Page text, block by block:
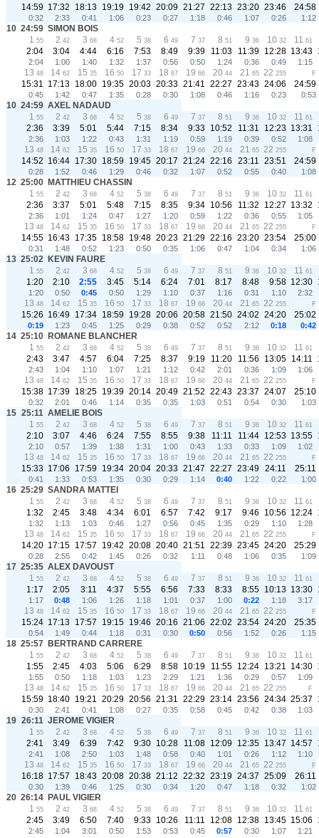
14:59 17:32 18:13 19:19 19:42 20:09 21:27 22:13 23:20 23:46 24:58
0:32 2:33 0:41 1:06 0:23 0:27 1:18 0:46 1:07 0:26 1:12
10 24:59 SIMON BOIS
1 55 2 42 3 68 4 52 5 38 6 49 7 37 8 51 9 36 10 32 11 61
2:04 3:04 4:44 6:16 7:53 8:49 9:39 11:03 11:39 12:28 13:43
2:04 1:00 1:40 1:32 1:37 0:56 0:50 1:24 0:36 0:49 1:15
13 48 14 62 15 35 16 50 17 33 18 67 19 66 20 44 21 65 22 255 F
15:31 17:13 18:00 19:35 20:03 20:33 21:41 22:27 23:43 24:06 24:59
0:45 1:42 0:47 1:35 0:28 0:30 1:08 0:46 1:16 0:23 0:53
10 24:59 AXEL NADAUD
1 55 2 42 3 68 4 52 5 38 6 49 7 37 8 51 9 36 10 32 11 61
2:36 3:39 5:01 5:44 7:15 8:34 9:33 10:52 11:31 12:23 13:31
2:36 1:03 1:22 0:43 1:31 1:19 0:59 1:19 0:39 0:52 1:08
13 48 14 62 15 35 16 50 17 33 18 67 19 66 20 44 21 65 22 255 F
14:52 16:44 17:30 18:59 19:45 20:17 21:24 22:16 23:11 23:51 24:59
0:28 1:52 0:46 1:29 0:46 0:32 1:07 0:52 0:55 0:40 1:08
12 25:00 MATTHIEU CHASSIN
1 55 2 42 3 68 4 52 5 38 6 49 7 37 8 51 9 36 10 32 11 61
2:36 3:37 5:01 5:48 7:15 8:35 9:34 10:56 11:32 12:27 13:32
2:36 1:01 1:24 0:47 1:27 1:20 0:59 1:22 0:36 0:55 1:05
13 48 14 62 15 35 16 50 17 33 18 67 19 66 20 44 21 65 22 255 F
14:55 16:43 17:35 18:58 19:48 20:23 21:29 22:16 23:20 23:54 25:00
0:31 1:48 0:52 1:23 0:50 0:35 1:06 0:47 1:04 0:34 1:06
13 25:02 KEVIN FAURE
1 55 2 42 3 68 4 52 5 38 6 49 7 37 8 51 9 36 10 32 11 61
1:20 2:10 2:55 3:45 5:14 6:24 7:01 8:17 8:48 9:58 12:30
1:20 0:50 0:45 0:50 1:29 1:10 0:37 1:16 0:31 1:10 2:32
13 48 14 62 15 35 16 50 17 33 18 67 19 66 20 44 21 65 22 255 F
15:26 16:49 17:34 18:59 19:28 20:06 20:58 21:50 24:02 24:20 25:02
0:19 1:23 0:45 1:25 0:29 0:38 0:52 0:52 2:12 0:18 0:42
14 25:10 ROMANE BLANCHER
1 55 2 42 3 68 4 52 5 38 6 49 7 37 8 51 9 36 10 32 11 61
2:43 3:47 4:57 6:04 7:25 8:37 9:19 11:20 11:56 13:05 14:11
2:43 1:04 1:10 1:07 1:21 1:12 0:42 2:01 0:36 1:09 1:06
13 48 14 62 15 35 16 50 17 33 18 67 19 66 20 44 21 65 22 255 F
15:38 17:39 18:25 19:39 20:14 20:49 21:52 22:43 23:37 24:07 25:10
0:32 2:01 0:46 1:14 0:35 0:35 1:03 0:51 0:54 0:30 1:03
15 25:11 AMELIE BOIS
1 55 2 42 3 68 4 52 5 38 6 49 7 37 8 51 9 36 10 32 11 61
2:10 3:07 4:46 6:24 7:55 8:55 9:38 11:11 11:44 12:53 13:55
2:10 0:57 1:39 1:38 1:31 1:00 0:43 1:33 0:33 1:09 1:02
13 48 14 62 15 35 16 50 17 33 18 67 19 66 20 44 21 65 22 255 F
15:33 17:06 17:59 19:34 20:04 20:33 21:47 22:27 23:49 24:11 25:11
0:41 1:33 0:53 1:35 0:30 0:29 1:14 0:40 1:22 0:22 1:00
16 25:29 SANDRA MATTEI
1 55 2 42 3 68 4 52 5 38 6 49 7 37 8 51 9 36 10 32 11 61
1:32 2:45 3:48 4:34 6:01 6:57 7:42 9:17 9:46 10:56 12:24
1:32 1:13 1:03 0:46 1:27 0:56 0:45 1:35 0:29 1:10 1:28
13 48 14 62 15 35 16 50 17 33 18 67 19 66 20 44 21 65 22 255 F
14:20 17:15 17:57 19:42 20:08 20:40 21:51 22:39 23:45 24:20 25:29
0:28 2:55 0:42 1:45 0:26 0:32 1:11 0:48 1:06 0:35 1:09
17 25:35 ALEX DAVOUST
1 55 2 42 3 68 4 52 5 38 6 49 7 37 8 51 9 36 10 32 11 61
1:17 2:05 3:11 4:37 5:55 6:56 7:33 8:33 8:55 10:13 13:30
1:17 0:48 1:06 1:26 1:18 1:01 0:37 1:00 0:22 1:18 3:17
13 48 14 62 15 35 16 50 17 33 18 67 19 66 20 44 21 65 22 255 F
15:24 17:13 17:57 19:15 19:46 20:16 21:06 22:02 23:54 24:20 25:35
0:54 1:49 0:44 1:18 0:31 0:30 0:50 0:56 1:52 0:26 1:15
18 25:57 BERTRAND CARRERE
1 55 2 42 3 68 4 52 5 38 6 49 7 37 8 51 9 36 10 32 11 61
1:55 2:45 4:03 5:06 6:29 8:58 10:19 11:55 12:24 13:21 14:30
1:55 0:50 1:18 1:03 1:23 2:29 1:21 1:36 0:29 0:57 1:09
13 48 14 62 15 35 16 50 17 33 18 67 19 66 20 44 21 65 22 255 F
15:59 18:40 19:21 20:29 20:56 21:31 22:29 23:14 23:56 24:34 25:37
0:30 2:41 0:41 1:08 0:27 0:35 0:58 0:45 0:42 0:38 1:03
19 26:11 JEROME VIGIER
1 55 2 42 3 68 4 52 5 38 6 49 7 37 8 51 9 36 10 32 11 61
2:41 3:49 6:39 7:42 9:30 10:28 11:08 12:09 12:35 13:47 14:57
2:41 1:08 2:50 1:03 1:48 0:58 0:40 1:01 0:26 1:12 1:10
13 48 14 62 15 35 16 50 17 33 18 67 19 66 20 44 21 65 22 255 F
16:18 17:57 18:43 20:08 20:38 21:12 22:32 23:19 24:37 25:09 26:11
0:30 1:39 0:46 1:25 0:30 0:34 1:20 0:47 1:18 0:32 1:02
20 26:14 PAUL VIGIER
1 55 2 42 3 68 4 52 5 38 6 49 7 37 8 51 9 36 10 32 11 61
2:45 3:49 6:50 7:40 9:33 10:26 11:11 12:08 12:38 13:45 15:06
2:45 1:04 3:01 0:50 1:53 0:53 0:45 0:57 0:30 1:07 1:21